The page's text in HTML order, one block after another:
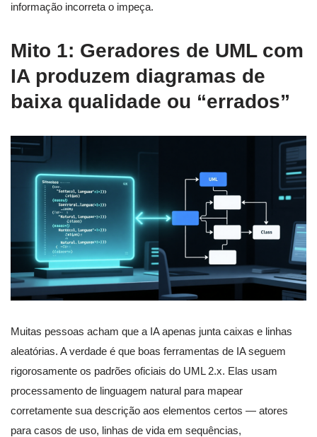
informação incorreta o impeça.
Mito 1: Geradores de UML com
IA produzem diagramas de
baixa qualidade ou “errados”
Muitas pessoas acham que a IA apenas junta caixas e linhas
aleatórias. A verdade é que boas ferramentas de IA seguem
rigorosamente os padrões oficiais do UML 2.x. Elas usam
processamento de linguagem natural para mapear
corretamente sua descrição aos elementos certos — atores
para casos de uso, linhas de vida em sequências,